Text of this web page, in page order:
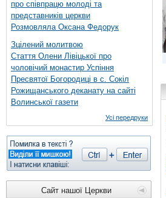
про співпрацю молоді та
представників церкви
Розмовляла Оксана Федорук
Зцілений молитвою
Стаття Олени Лівіцької про
чоловічий монастир Успіння
Пресвятої Богородиці в с. Сокіл
Рожищанського деканату на сайті
Волинської газети
Усі передруки
Сайт нашої Церкви